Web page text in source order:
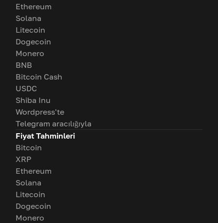
Ethereum
Solana
Litecoin
Dogecoin
Monero
BNB
Bitcoin Cash
USDC
Shiba Inu
Wordpress'te
Telegram aracılığıyla
Fiyat Tahminleri
Bitcoin
XRP
Ethereum
Solana
Litecoin
Dogecoin
Monero